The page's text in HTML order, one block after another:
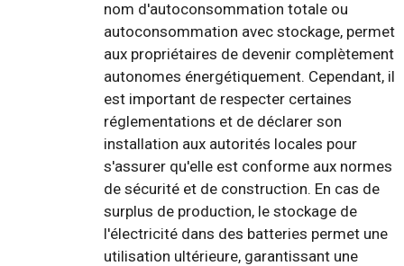
nom d'autoconsommation totale ou
autoconsommation avec stockage, permet
aux propriétaires de devenir complètement
autonomes énergétiquement. Cependant, il
est important de respecter certaines
réglementations et de déclarer son
installation aux autorités locales pour
s'assurer qu'elle est conforme aux normes
de sécurité et de construction. En cas de
surplus de production, le stockage de
l'électricité dans des batteries permet une
utilisation ultérieure, garantissant une